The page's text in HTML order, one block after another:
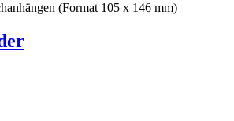
(Format 105 x 146 mm)